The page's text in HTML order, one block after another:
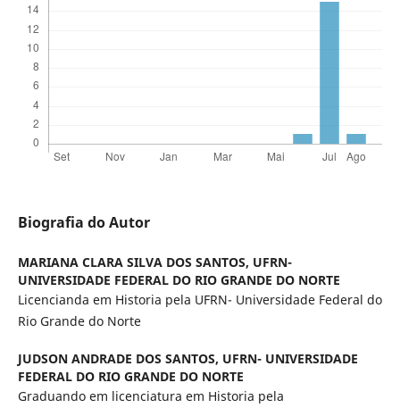
Biografia do Autor
MARIANA CLARA SILVA DOS SANTOS, UFRN-
UNIVERSIDADE FEDERAL DO RIO GRANDE DO NORTE
Licencianda em Historia pela UFRN- Universidade Federal do
Rio Grande do Norte
JUDSON ANDRADE DOS SANTOS, UFRN- UNIVERSIDADE
FEDERAL DO RIO GRANDE DO NORTE
Graduando em licenciatura em Historia pela